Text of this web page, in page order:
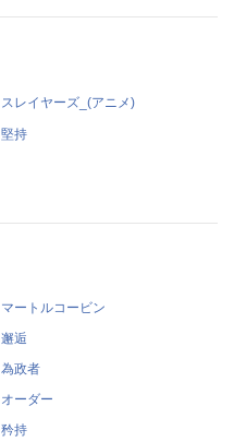
スレイヤーズ_(アニメ)
堅持
マートルコービン
邂逅
為政者
オーダー
矜持